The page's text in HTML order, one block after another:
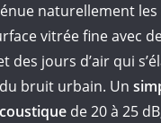
naturellement
vitrée fine avec
jours d’air qui
bruit urbain. Un
de 20 à 25